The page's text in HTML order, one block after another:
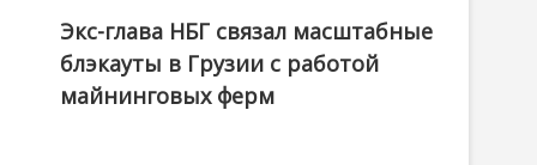
Экс-глава НБГ связал масштабные
блэкауты в Грузии с работой
майнинговых ферм